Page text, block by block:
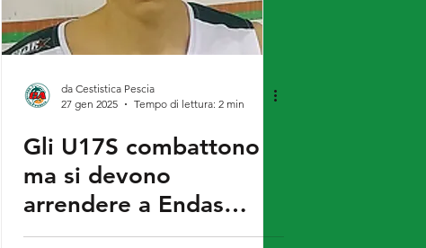
da Cestistica Pescia
27 gen 2025
Tempo di lettura: 2 min
Gli U17S combattono
ma si devono
arrendere a Endas
Pistoia